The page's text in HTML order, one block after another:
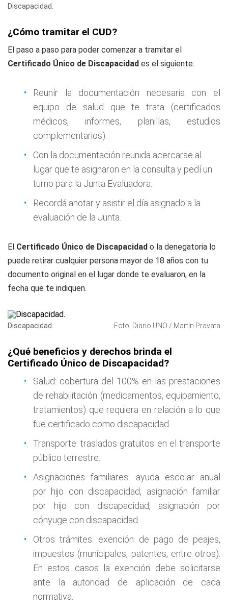
Discapacidad.
¿Cómo tramitar el CUD?
El paso a paso para poder comenzar a tramitar el
Certificado Único de Discapacidad es el siguiente:
Reunír la documentación necesaria con el
equipo de salud que te trata (certificados
médicos, informes, planillas, estudios
complementarios).
Con la documentación reunida acercarse al
lugar que te asignaron en la consulta y pedí un
turno para la Junta Evaluadora.
Recordá anotar y asistir el día asignado a la
evaluación de la Junta.
El Certificado Único de Discapacidad o la denegatoria lo
puede retirar cualquier persona mayor de 18 años con tu
documento original en el lugar donde te evaluaron, en la
fecha que te indiquen.
Discapacidad. Foto: Diario UNO / Martín Pravata
¿Qué beneficios y derechos brinda el
Certificado Único de Discapacidad?
Salud: cobertura del 100% en las prestaciones
de rehabilitación (medicamentos, equipamiento,
tratamientos) que requiera en relación a lo que
fue certificado como discapacidad.
Transporte: traslados gratuitos en el transporte
público terrestre.
Asignaciones familiares: ayuda escolar anual
por hijo con discapacidad, asignación familiar
por hijo con discapacidad, asignación por
cónyuge con discapacidad.
Otros trámites: exención de pago de peajes,
impuestos (municipales, patentes, entre otros).
En estos casos la exención debe solicitarse
ante la autoridad de aplicación de cada
normativa.